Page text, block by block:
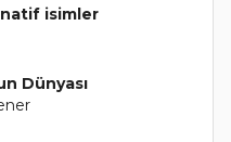
isimler
Dünyası